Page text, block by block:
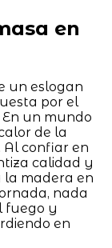
en
un eslogan
por el
un mundo
de la
Al confiar en
calidad y
madera en
nada
fuego y
en